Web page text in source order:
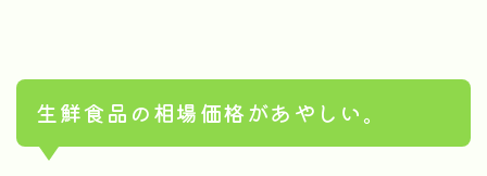
生鮮食品の相場価格があやしい。